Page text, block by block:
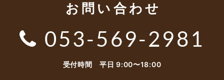
お問い合わせ
053-569-2981
受付時間 平日 9:00〜18:00